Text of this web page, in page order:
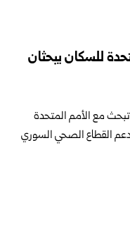
للسكان يبحثان